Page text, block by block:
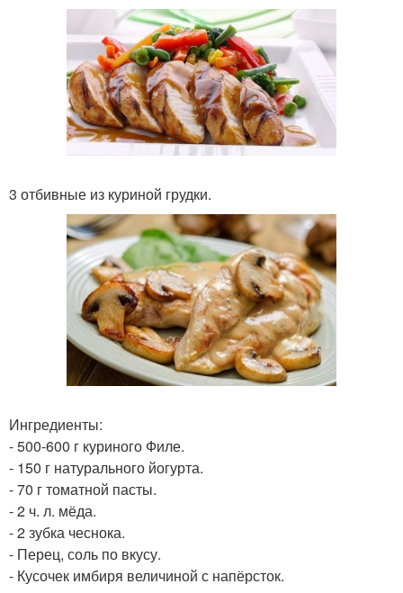
3 отбивные из куриной грудки.
Ингредиенты:
- 500-600 г куриного Филе.
- 150 г натурального йогурта.
- 70 г томатной пасты.
- 2 ч. л. мёда.
- 2 зубка чеснока.
- Перец, соль по вкусу.
- Кусочек имбиря величиной с напёрсток.